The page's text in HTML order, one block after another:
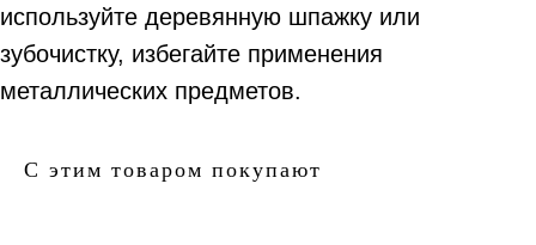
используйте деревянную шпажку или
зубочистку, избегайте применения
металлических предметов.
С этим товаром покупают